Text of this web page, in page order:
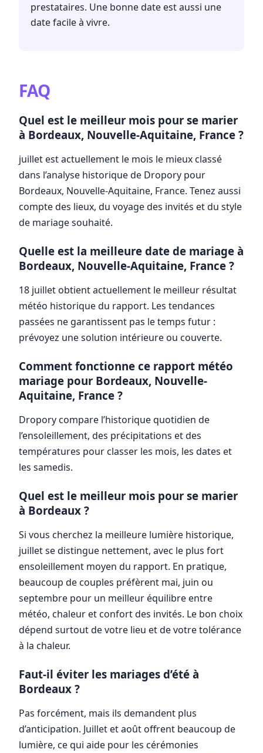
prestataires. Une bonne date est aussi une
date facile à vivre.
FAQ
Quel est le meilleur mois pour se marier
à Bordeaux, Nouvelle-Aquitaine, France ?
juillet est actuellement le mois le mieux classé
dans l’analyse historique de Dropory pour
Bordeaux, Nouvelle-Aquitaine, France. Tenez aussi
compte des lieux, du voyage des invités et du style
de mariage souhaité.
Quelle est la meilleure date de mariage à
Bordeaux, Nouvelle-Aquitaine, France ?
18 juillet obtient actuellement le meilleur résultat
météo historique du rapport. Les tendances
passées ne garantissent pas le temps futur :
prévoyez une solution intérieure ou couverte.
Comment fonctionne ce rapport météo
mariage pour Bordeaux, Nouvelle-
Aquitaine, France ?
Dropory compare l’historique quotidien de
l’ensoleillement, des précipitations et des
températures pour classer les mois, les dates et
les samedis.
Quel est le meilleur mois pour se marier
à Bordeaux ?
Si vous cherchez la meilleure lumière historique,
juillet se distingue nettement, avec le plus fort
ensoleillement moyen du rapport. En pratique,
beaucoup de couples préfèrent mai, juin ou
septembre pour un meilleur équilibre entre
météo, chaleur et confort des invités. Le bon choix
dépend surtout de votre lieu et de votre tolérance
à la chaleur.
Faut-il éviter les mariages d’été à
Bordeaux ?
Pas forcément, mais ils demandent plus
d’anticipation. Juillet et août offrent beaucoup de
lumière, ce qui aide pour les cérémonies